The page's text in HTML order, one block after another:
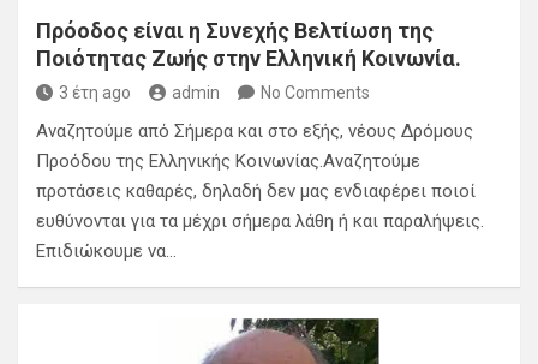
Πρόοδος είναι η Συνεχής Βελτίωση της
Ποιότητας Ζωής στην Ελληνική Κοινωνία.
3 έτη ago admin No Comments
Αναζητούμε από Σήμερα και στο εξής, νέους Δρόμους
Προόδου της Ελληνικής Κοινωνίας.Αναζητούμε
προτάσεις καθαρές, δηλαδή δεν μας ενδιαφέρει ποιοί
ευθύνονται για τα μέχρι σήμερα λάθη ή και παραλήψεις.
Επιδιώκουμε να…